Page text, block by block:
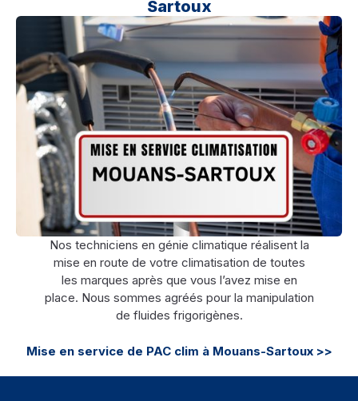
Sartoux
Nos techniciens en génie climatique réalisent la
mise en route de votre climatisation de toutes
les marques après que vous l’avez mise en
place. Nous sommes agréés pour la manipulation
de fluides frigorigènes.
Mise en service de PAC clim à Mouans-Sartoux >>